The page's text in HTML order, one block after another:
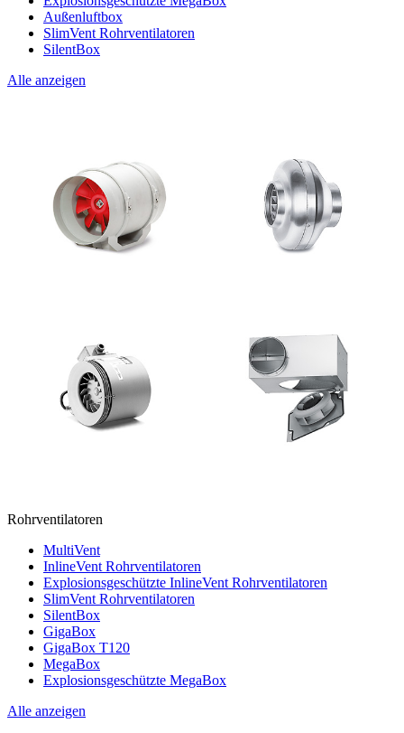
Außenluftbox
SlimVent Rohrventilatoren
SilentBox
Alle anzeigen
Rohrventilatoren
MultiVent
InlineVent Rohrventilatoren
Explosionsgeschützte InlineVent Rohrventilatoren
SlimVent Rohrventilatoren
SilentBox
GigaBox
GigaBox T120
MegaBox
Explosionsgeschützte MegaBox
Alle anzeigen